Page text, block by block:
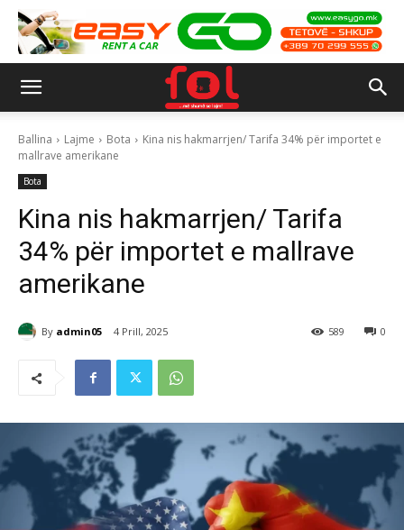
Ballina Lajme Bota
Kina nis hakmarrjen/ Tarifa 34% për importet e
mallrave amerikane
Bota
Kina nis hakmarrjen/ Tarifa
34% për importet e mallrave
amerikane
By admin05 4 Prill, 2025 0
589